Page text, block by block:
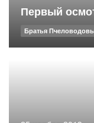
Первый
Братья